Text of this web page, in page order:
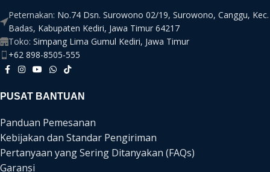
Peternakan: No.74 Dsn. Surowono 02/19, Surowono, Canggu, Kec.
Badas, Kabupaten Kediri, Jawa Timur 64217
Toko: Simpang Lima Gumul Kediri, Jawa Timur
+62 898-8505-555
PUSAT BANTUAN
Panduan Pemesanan
Kebijakan dan Standar Pengiriman
Pertanyaan yang Sering Ditanyakan (FAQs)
Garansi